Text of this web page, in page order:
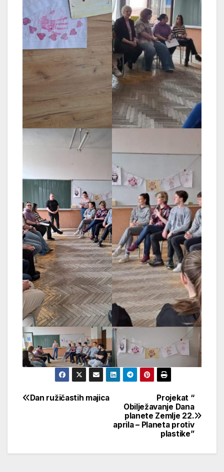
Navigacija
Projekat “
Obilježavanje Dana
planete Zemlje 22.
aprila – Planeta protiv
plastike”
Dan ružičastih majica